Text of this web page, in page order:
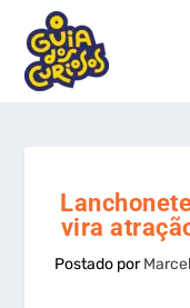
vira
Postado por